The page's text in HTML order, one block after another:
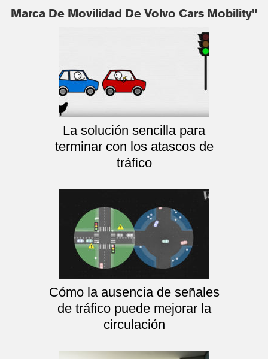
Marca De Movilidad De Volvo Cars Mobility"
La solución sencilla para
terminar con los atascos de
tráfico
Cómo la ausencia de señales
de tráfico puede mejorar la
circulación